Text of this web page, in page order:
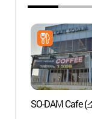
SO-DAM Cafe